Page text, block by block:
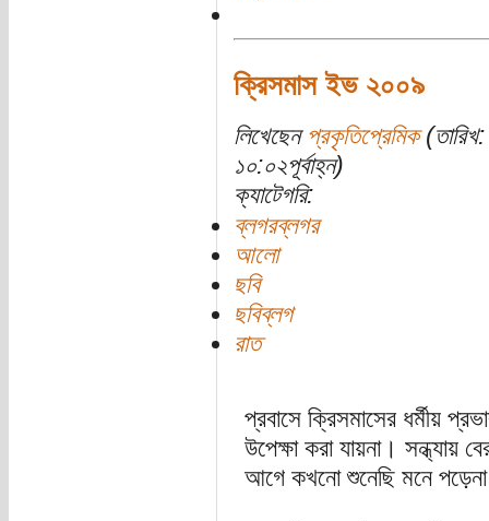
ক্রিসমাস ইভ ২০০৯
লিখেছেন প্রকৃতিপ্রেমিক
১০:০২পূর্বাহ্ন)
ক্যাটেগরি:
ব্লগরব্লগর
আলো
ছবি
ছবিব্লগ
রাত
প্রবাসে ক্রিসমাসের ধর্মীয়
উপেক্ষা করা যায়না। সন্ধ্যায়
আগে কখনো শুনেছি মনে